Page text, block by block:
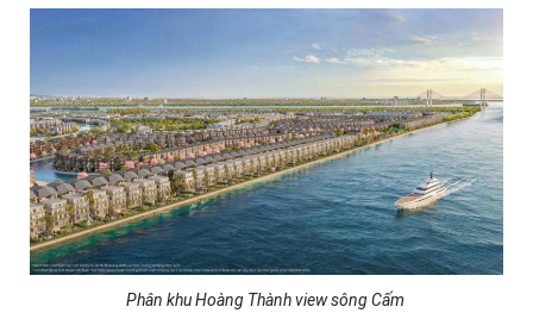
Phân khu Hoàng Thành view sông Cấm